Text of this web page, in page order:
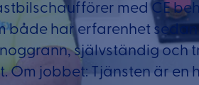
med CE
både har erfarenhet
självständig och
Om jobbet: Tjänsten är en